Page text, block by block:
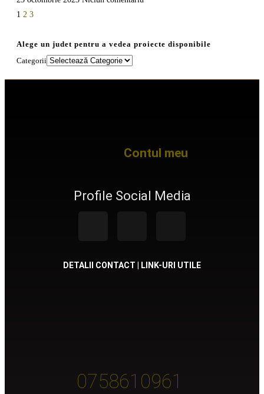
1 2 3
Alege un judet pentru a vedea proiecte disponibile
Categorii
Contul meu
Profile Social Media
DETALII CONTACT | LINK-URI UTILE
0758610961